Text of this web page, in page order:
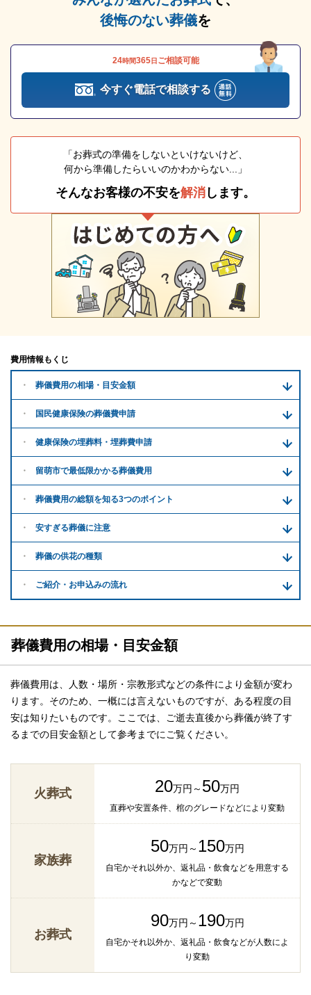
後悔のない葬儀を
24時間365日 ご相談可能
今すぐ電話で相談する
「お葬式の準備をしないといけないけど、
何から準備したらいいのかわからない...」
そんなお客様の不安を解消 します。
費用情報もくじ
葬儀費用の相場・目安金額
国民健康保険の葬儀費申請
健康保険の埋葬料・ 埋葬費申請
留萌市で最低限かかる葬儀費用
葬儀費用の総額を知る3つのポイント
安すぎる葬儀に注意
葬儀の供花の種類
ご紹介・ お申込みの流れ
葬儀費用の相場・目安金額
葬儀費用は、人数・場所・宗教形式などの条件により金額が変わ
ります。そのため、一概には言えないものですが、ある程度の目
安は知りたいものです。ここでは、ご逝去直後から葬儀が終了す
るまでの目安金額として参考までにご覧ください。
火葬式 20万円～ 50万円
直葬や安置条件、棺のグレードなどにより変動
家族葬
50万円～ 150万円
自宅かそれ以外か、返礼品・飲食などを用意する
かなどで変動
お葬式
90万円～ 190万円
自宅かそれ以外か、返礼品・飲食などが人数によ
り変動